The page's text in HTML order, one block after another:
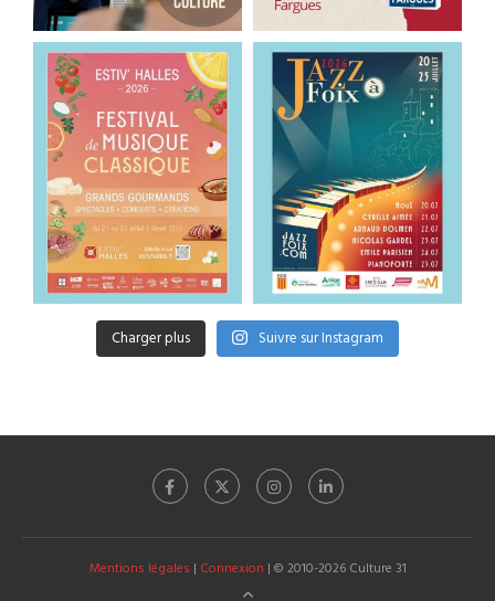
Charger plus Suivre sur Instagram
Mentions légales | Connexion | © 2010-2026 Culture 31